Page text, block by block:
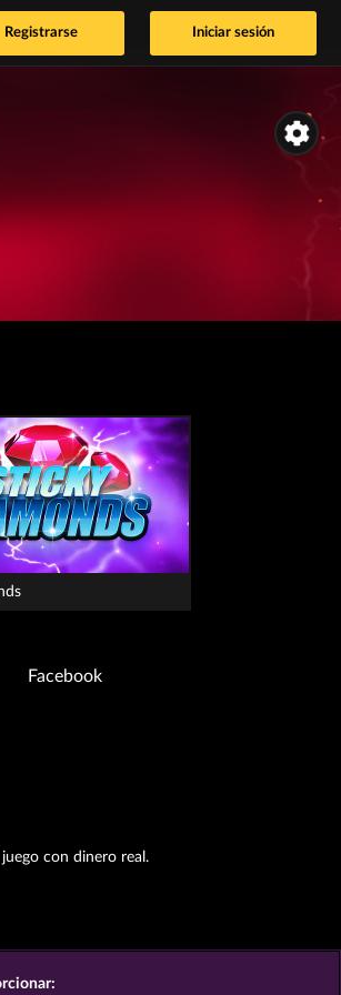
Registrarse Iniciar sesión
Facebook
con dinero real.